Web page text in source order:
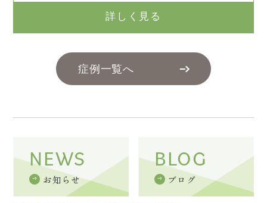
詳しく見る
症例一覧へ
NEWS
お知らせ
BLOG
ブログ